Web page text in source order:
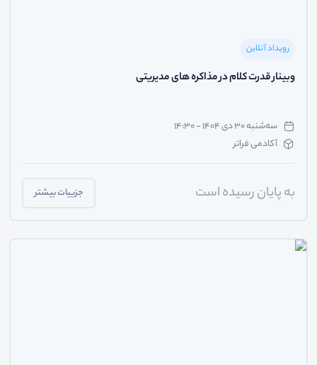
رویداد آنلاین
وبینار قدرت کلام در مذاکره های مدیریتی
سه‌شنبه ۳۰ دی ۱۴۰۴ - ۱۴:۳۰
آکادمی فراتر
به پایان رسیده است جزییات بیشتر